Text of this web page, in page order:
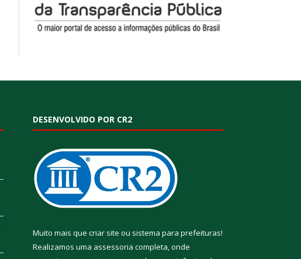
DESENVOLVIDO POR CR2
Muito mais que criar site ou sistema para prefeituras!
Realizamos uma assessoria completa, onde